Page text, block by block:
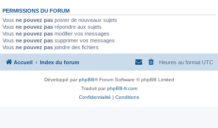
PERMISSIONS DU FORUM
Vous ne pouvez pas poster de nouveaux sujets
Vous ne pouvez pas répondre aux sujets
Vous ne pouvez pas modifier vos messages
Vous ne pouvez pas supprimer vos messages
Vous ne pouvez pas joindre des fichiers
Accueil Index du forum Heures au format UTC
Développé parphpBB® Forum Software © phpBB Limited
Traduit parphpBB-fr.com
Confidentialité | Conditions